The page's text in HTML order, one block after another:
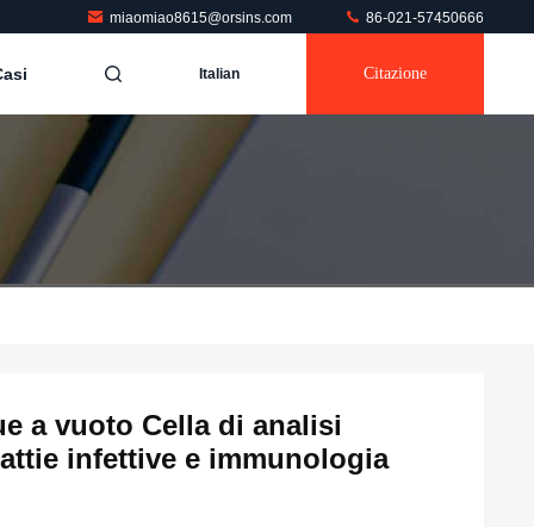
miaomiao8615@orsins.com 86-021-57450666
Italian Citazione
a vuoto Cella di analisi
infettive e immunologia